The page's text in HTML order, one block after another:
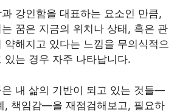
강인함을 대표하는 요소인 만큼,
꿈은 지금의 위치나 상태, 혹은 관
약해지고 있다는 느낌을 무의식적으
있는 경우 자주 나타납니다.
은 내 삶의 기반이 되고 있는 것들—
, 책임감—을 재점검해보고, 필요하